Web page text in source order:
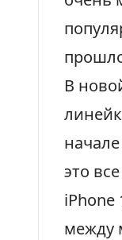
В
это
iPhone
между